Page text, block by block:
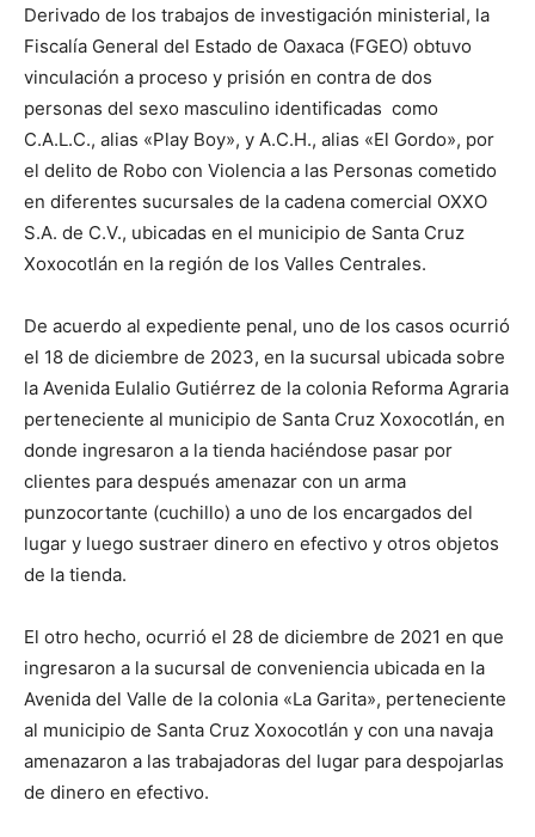
Derivado de los trabajos de investigación ministerial, la
Fiscalía General del Estado de Oaxaca (FGEO) obtuvo
vinculación a proceso y prisión en contra de dos
personas del sexo masculino identificadas como
C.A.L.C., alias «Play Boy», y A.C.H., alias «El Gordo», por
el delito de Robo con Violencia a las Personas cometido
en diferentes sucursales de la cadena comercial OXXO
S.A. de C.V., ubicadas en el municipio de Santa Cruz
Xoxocotlán en la región de los Valles Centrales.
De acuerdo al expediente penal, uno de los casos ocurrió
el 18 de diciembre de 2023, en la sucursal ubicada sobre
la Avenida Eulalio Gutiérrez de la colonia Reforma Agraria
perteneciente al municipio de Santa Cruz Xoxocotlán, en
donde ingresaron a la tienda haciéndose pasar por
clientes para después amenazar con un arma
punzocortante (cuchillo) a uno de los encargados del
lugar y luego sustraer dinero en efectivo y otros objetos
de la tienda.
El otro hecho, ocurrió el 28 de diciembre de 2021 en que
ingresaron a la sucursal de conveniencia ubicada en la
Avenida del Valle de la colonia «La Garita», perteneciente
al municipio de Santa Cruz Xoxocotlán y con una navaja
amenazaron a las trabajadoras del lugar para despojarlas
de dinero en efectivo.